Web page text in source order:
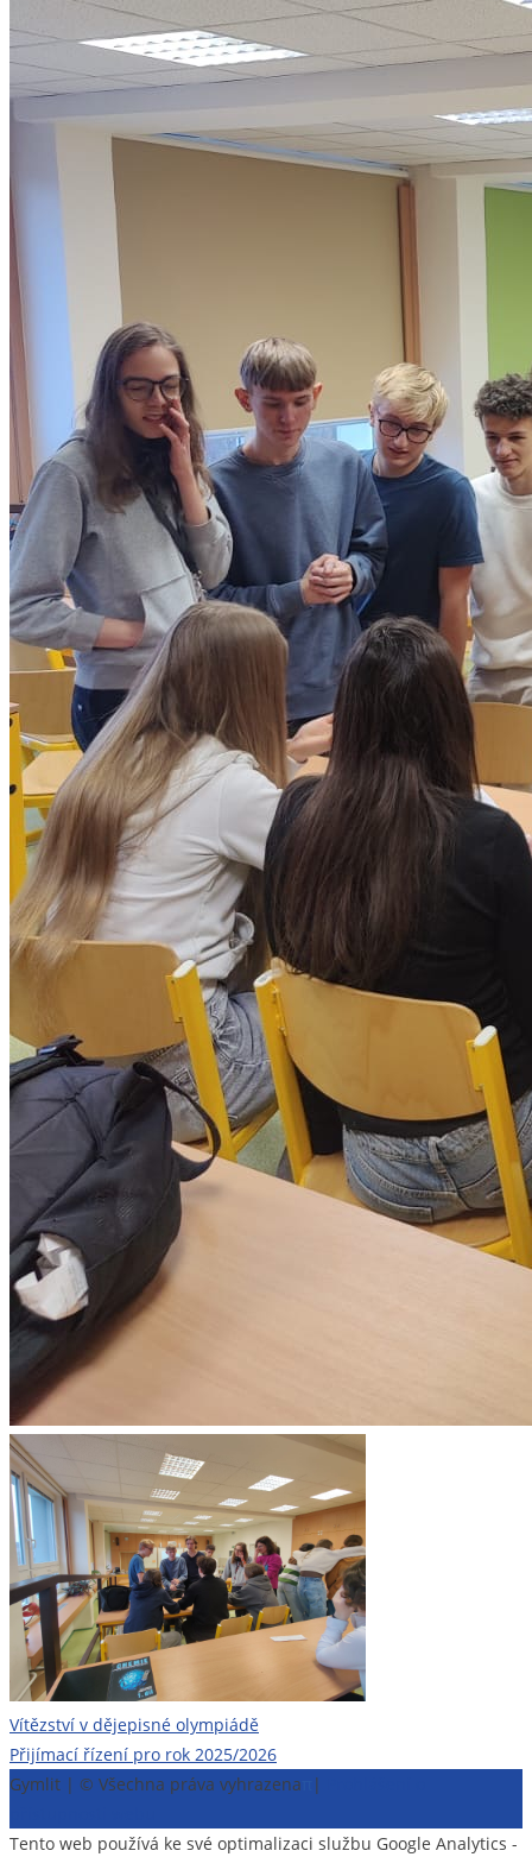
Navigace
pro
příspěvek
Vítězství v dějepisné olympiádě
Přijímací řízení pro rok 2025/2026
Gymlit | © Všechna práva vyhrazena
|
Tento web používá ke své optimalizaci službu Google Analytics -